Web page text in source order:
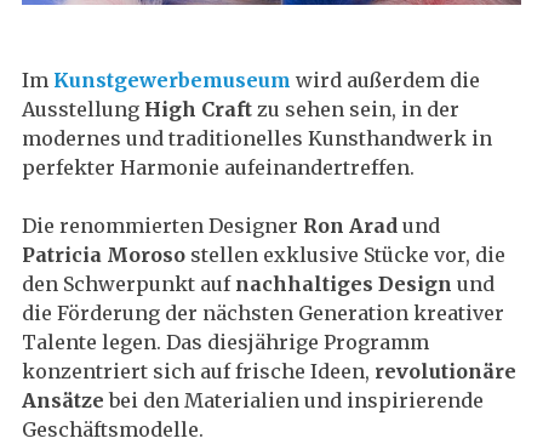
Im Kunstgewerbemuseum wird außerdem die
Ausstellung High Craft zu sehen sein, in der
modernes und traditionelles Kunsthandwerk in
perfekter Harmonie aufeinandertreffen.
Die renommierten Designer Ron Arad und
Patricia Moroso stellen exklusive Stücke vor, die
den Schwerpunkt auf nachhaltiges Design und
die Förderung der nächsten Generation kreativer
Talente legen. Das diesjährige Programm
konzentriert sich auf frische Ideen, revolutionäre
Ansätze bei den Materialien und inspirierende
Geschäftsmodelle.